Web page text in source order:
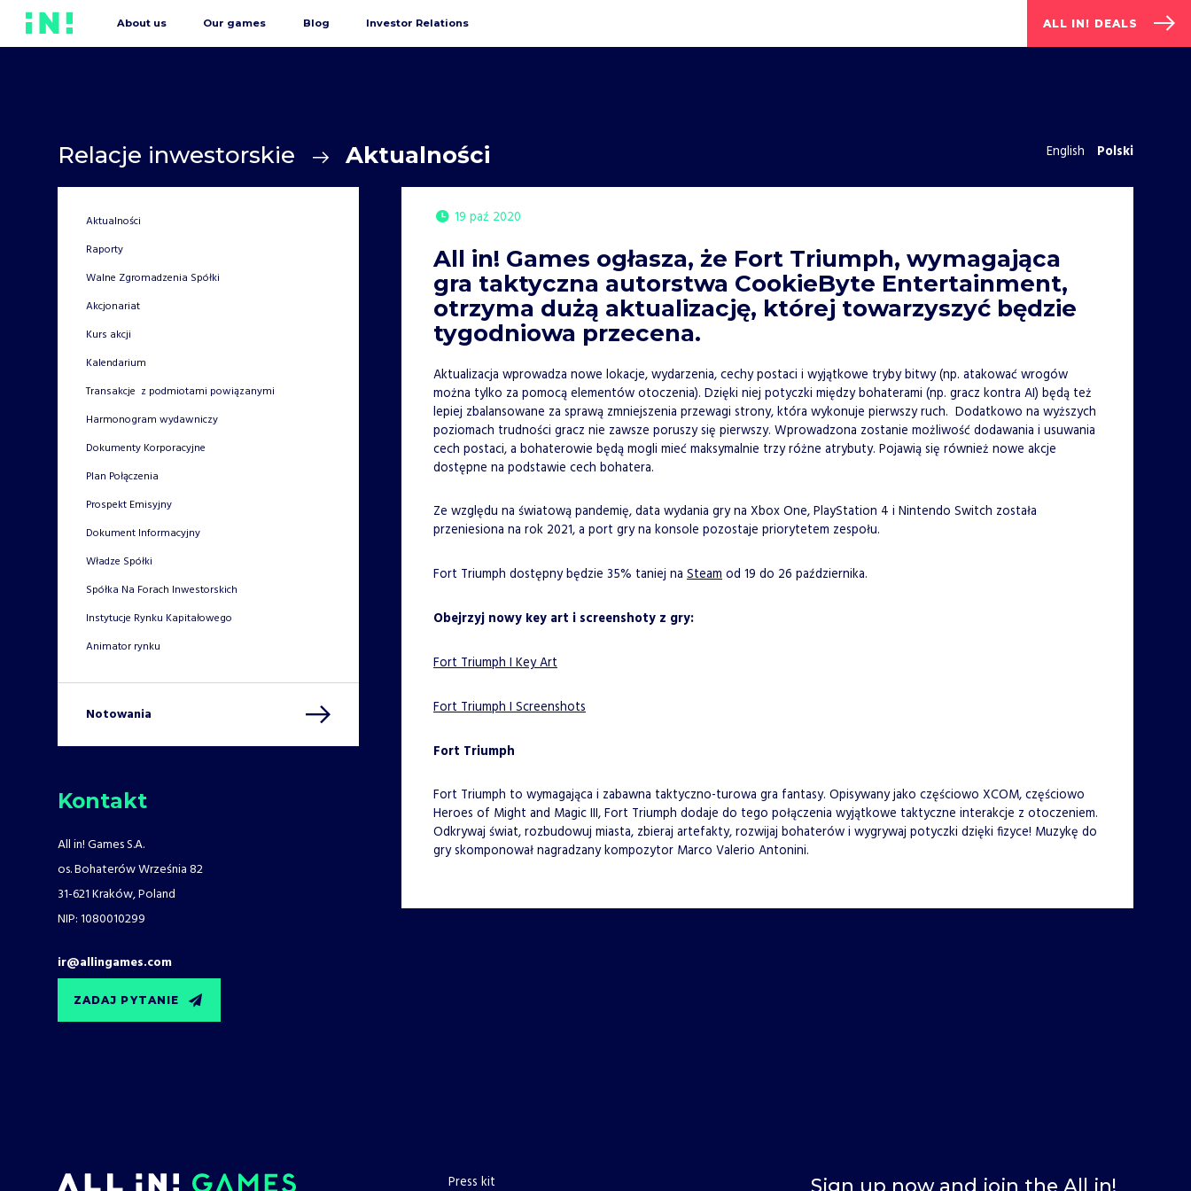
About us Our games Blog Investor Relations ALL IN! DEALS
Relacje inwestorskie Aktualności English Polski
Aktualności
Raporty
Walne Zgromadzenia Spółki
Akcjonariat
Kurs akcji
Kalendarium
Transakcje z podmiotami powiązanymi
Harmonogram wydawniczy
Dokumenty Korporacyjne
Plan Połączenia
Prospekt Emisyjny
Dokument Informacyjny
Władze Spółki
Spółka Na Forach Inwestorskich
Instytucje Rynku Kapitałowego
Animator rynku
Notowania
Kontakt
All in! Games S.A.
os. Bohaterów Września 82
31-621 Kraków, Poland
NIP: 1080010299
ir@allingames.com
ZADAJ PYTANIE
19 paź 2020
All in! Games ogłasza, że Fort Triumph, wymagająca
gra taktyczna autorstwa CookieByte Entertainment,
otrzyma dużą aktualizację, której towarzyszyć będzie
tygodniowa przecena.
Aktualizacja wprowadza nowe lokacje, wydarzenia, cechy postaci i wyjątkowe tryby bitwy (np. atakować wrogów
można tylko za pomocą elementów otoczenia). Dzięki niej potyczki między bohaterami (np. gracz kontra AI) będą też
lepiej zbalansowane za sprawą zmniejszenia przewagi strony, która wykonuje pierwszy ruch. Dodatkowo na wyższych
poziomach trudności gracz nie zawsze poruszy się pierwszy. Wprowadzona zostanie możliwość dodawania i usuwania
cech postaci, a bohaterowie będą mogli mieć maksymalnie trzy różne atrybuty. Pojawią się również nowe akcje
dostępne na podstawie cech bohatera.
Ze względu na światową pandemię, data wydania gry na Xbox One, PlayStation 4 i Nintendo Switch została
przeniesiona na rok 2021, a port gry na konsole pozostaje priorytetem zespołu.
Fort Triumph dostępny będzie 35% taniej naSteamod 19 do 26 października.
Obejrzyj nowy key art i screenshoty z gry:
Fort Triumph I Key Art
Fort Triumph I Screenshots
Fort Triumph
Fort Triumph to wymagająca i zabawna taktyczno-turowa gra fantasy. Opisywany jako częściowo XCOM, częściowo
Heroes of Might and Magic III, Fort Triumph dodaje do tego połączenia wyjątkowe taktyczne interakcje z otoczeniem.
Odkrywaj świat, rozbudowuj miasta, zbieraj artefakty, rozwijaj bohaterów i wygrywaj potyczki dzięki fizyce! Muzykę do
gry skomponował nagradzany kompozytor Marco Valerio Antonini.
Sign up now and join the All in!
Press kit